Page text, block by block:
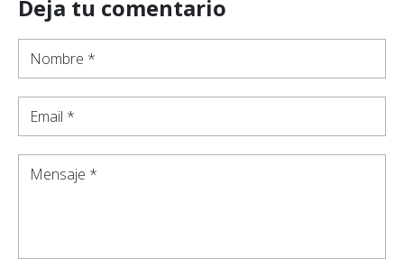
Deja tu comentario
Nombre *
Email *
Mensaje *